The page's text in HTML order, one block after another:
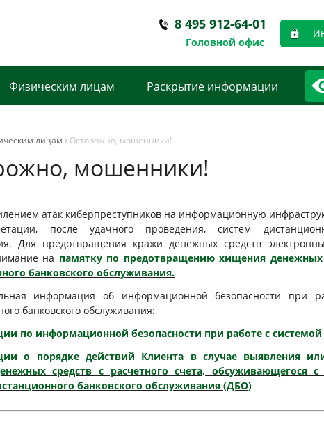
Головной офис
8 495 912-64-01
Физическим лицам Раскрытие информации
лицам Осторожно, мошенники!
мошенники!
атак киберпреступников на информационную
после удачного проведения, систем
Для предотвращения кражи денежных средств
на памятку по предотвращению хищения денежных
банковского обслуживания.
информация об информационной безопасности при
банковского обслуживания:
по информационной безопасности при работе с
о порядке действий Клиента в случае выявления
средств с расчетного счета, обсуживающегося с
банковского обслуживания (ДБО)